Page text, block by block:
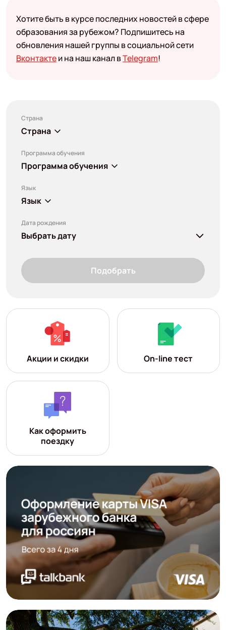
Хотите быть в курсе последних новостей в сфере
образования за рубежом? Подпишитесь на
обновления нашей группы в социальной сети
Вконтактеи на наш канал вTelegram!
Страна
Страна
Программа обучения
Программа обучения
Язык
Язык
Дата рождения
Выбрать дату
Подобрать
Акции и скидки On-line тест
Как оформить
поездку